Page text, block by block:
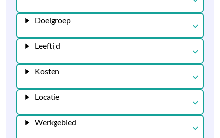
Doelgroep
Leeftijd
Kosten
Locatie
Werkgebied